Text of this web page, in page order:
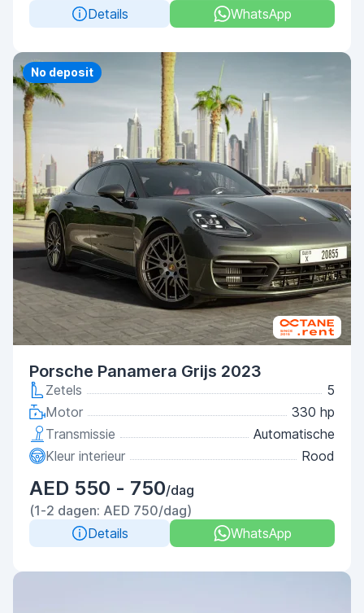
Details
WhatsApp
Priority
No deposit
Porsche Panamera Grijs 2023
Zetels
5
Motor
330 hp
Transmissie
Automatische
Kleur interieur
Rood
AED 550 - 750/dag
(1-2 dagen: AED 750/dag)
Details
WhatsApp